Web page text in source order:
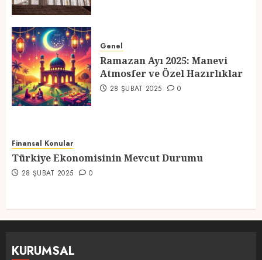
5
Atmosfer ve Özel Hazırlıklar
28 ŞUBAT 2025 0
Genel
Ramazan Ayı 2025: Manevi
Atmosfer ve Özel Hazırlıklar
28 ŞUBAT 2025 0
Finansal Konular
Türkiye Ekonomisinin Mevcut Durumu
28 ŞUBAT 2025 0
KURUMSAL